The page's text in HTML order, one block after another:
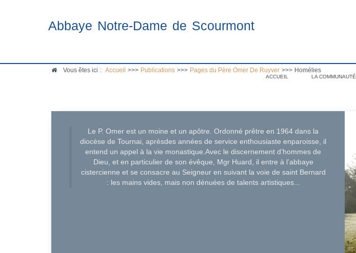
Abbaye Notre-Dame de Scourmont
ACCUEIL LA COMMUNAUTÉ
Vous êtes ici : Accueil >>> Publications >>> Pages du Père Omer De Ruyver >>> Homélies
Le P. Omer est un moine et un apôtre. Ordonné prêtre en 1964 dans la
diocèse de Tournai, aprèsdes années de service enthousiaste enparoisse, il
entend un appel à la vie monastique.Avec le discernement d’hommes de
Dieu, et en particulier de son évêque, Mgr Huard, il entre à l’abbaye
cistercienne et se consacre au Seigneur en suivant la voie de saint Bernard
: les mains vides, mais non dénuées de talents artistiques...